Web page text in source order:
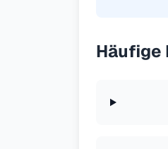
Häufige